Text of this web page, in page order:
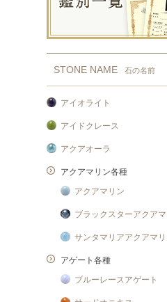
STONE NAME 石の名前
アイオライト
アイドクレース
アクアオーラ
アクアマリン各種
アクアマリン
ブラックスターアクア
サンタマリアアクアマ
アゲート各種
ブルーレースアゲート